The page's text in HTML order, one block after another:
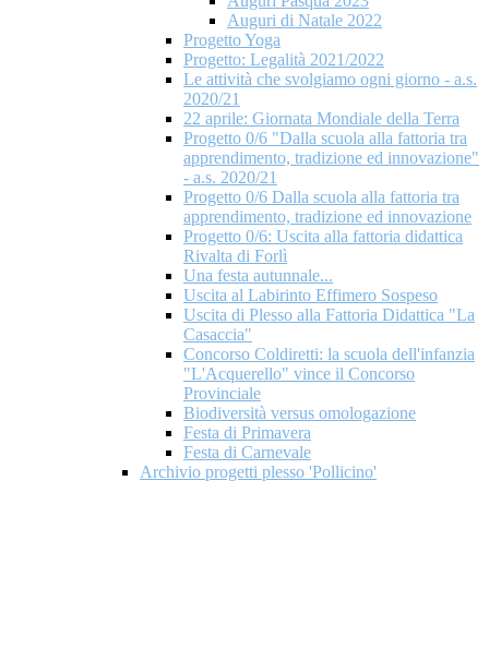
Auguri di Natale 2022
Progetto Yoga
Progetto: Legalità 2021/2022
Le attività che svolgiamo ogni giorno - a.s.
2020/21
22 aprile: Giornata Mondiale della Terra
Progetto 0/6 "Dalla scuola alla fattoria tra
apprendimento, tradizione ed innovazione"
- a.s. 2020/21
Progetto 0/6 Dalla scuola alla fattoria tra
apprendimento, tradizione ed innovazione
Progetto 0/6: Uscita alla fattoria didattica
Rivalta di Forlì
Una festa autunnale...
Uscita al Labirinto Effimero Sospeso
Uscita di Plesso alla Fattoria Didattica "La
Casaccia"
Concorso Coldiretti: la scuola dell'infanzia
"L'Acquerello" vince il Concorso
Provinciale
Biodiversità versus omologazione
Festa di Primavera
Festa di Carnevale
Archivio progetti plesso 'Pollicino'